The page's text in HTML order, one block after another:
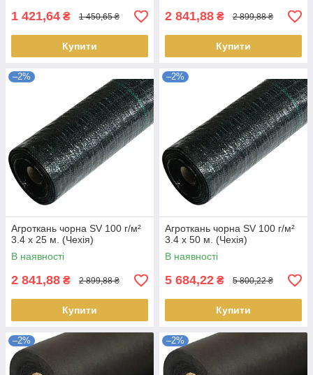
1 421,64 ₴ 1 450,65 ₴
Купити
2 841,88 ₴ 2 899,88 ₴
Купити
–2%
Агроткань чорна SV 100 г/м²
3.4 х 25 м. (Чехія)
В наявності
2 841,88 ₴ 2 899,88 ₴
Купити
–2%
Агроткань чорна SV 100 г/м²
3.4 х 50 м. (Чехія)
В наявності
5 684,22 ₴ 5 800,22 ₴
Купити
–2% –2%